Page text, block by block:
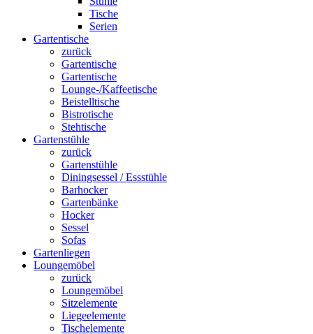
Tische
Serien
Gartentische
zurück
Gartentische
Gartentische
Lounge-/Kaffeetische
Beistelltische
Bistrotische
Stehtische
Gartenstühle
zurück
Gartenstühle
Diningsessel / Essstühle
Barhocker
Gartenbänke
Hocker
Sessel
Sofas
Gartenliegen
Loungemöbel
zurück
Loungemöbel
Sitzelemente
Liegeelemente
Tischelemente